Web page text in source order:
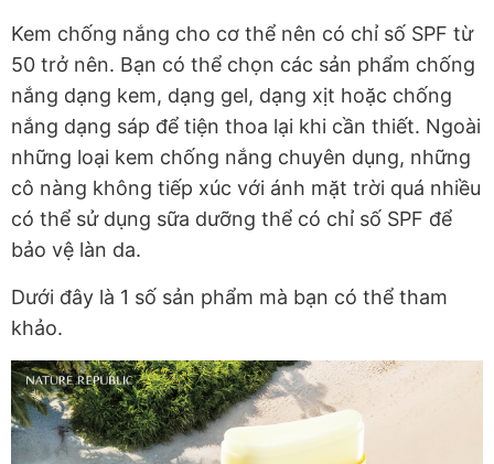
Kem chống nắng cho cơ thể nên có chỉ số SPF từ
50 trở nên. Bạn có thể chọn các sản phẩm chống
nắng dạng kem, dạng gel, dạng xịt hoặc chống
nắng dạng sáp để tiện thoa lại khi cần thiết. Ngoài
những loại kem chống nắng chuyên dụng, những
cô nàng không tiếp xúc với ánh mặt trời quá nhiều
có thể sử dụng sữa dưỡng thể có chỉ số SPF để
bảo vệ làn da.
Dưới đây là 1 số sản phẩm mà bạn có thể tham
khảo.